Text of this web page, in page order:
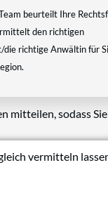
beurteilt Ihre
den richtigen
die richtige Anwältin für
sodass
vermitteln